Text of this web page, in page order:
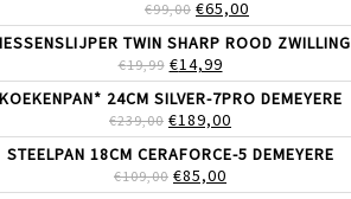
€99,00 OORSPRONKELIJKE
PRIJS
WAS:
€99,00.
€65,00
PRIJS
IS:
TWIN SHARP ROOD ZWILLING
€19,99 OORSPRONKELIJKE
PRIJS
WAS:
€19,99.
€14,99HUIDIGE
PRIJS
IS:
€14,99.
24CM SILVER-7PRO DEMEYERE
€239,00 OORSPRONKELIJKE
PRIJS
WAS:
€239,00.
€189,00
PRIJS
IS:
STEELPAN 18CM CERAFORCE-5 DEMEYERE
€109,00 OORSPRONKELIJKE
€85,00